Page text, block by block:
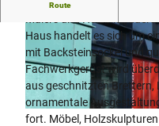
© Lemgo-Information, Lemgo Marketing
Route
Haus handelt es sich um
mit Backsteinsockel und
Fachwerkgerüst wird
aus geschnitzten Brettern,
ornamentale
fort. Möbel,